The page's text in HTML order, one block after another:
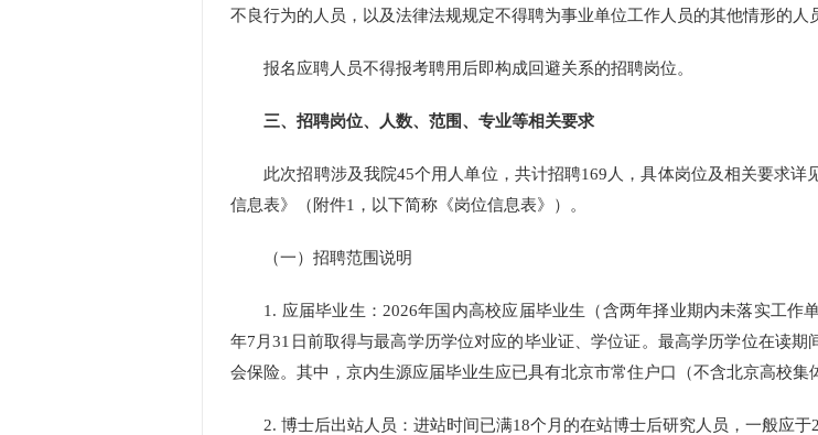
不良行为的人员，以及法律法规规定不得聘为事业单位工作人员的其他情形的人
报名应聘人员不得报考聘用后即构成回避关系的招聘岗位。
三、招聘岗位、人数、范围、专业等相关要求
此次招聘涉及我院45个用人单位，共计招聘169人，具体岗位及相关要求详
信息表》（附件1，以下简称《岗位信息表》）。
（一）招聘范围说明
1. 应届毕业生：2026年国内高校应届毕业生（含两年择业期内未落实工作
年7月31日前取得与最高学历学位对应的毕业证、学位证。最高学历学位在读
会保险。其中，京内生源应届毕业生应已具有北京市常住户口（不含北京高校集
2. 博士后出站人员：进站时间已满18个月的在站博士后研究人员，一般应于